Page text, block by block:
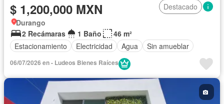
$ 1,200,000 MXN
Destacado
Durango
2 Recámaras
1 Baño
46 m²
Estacionamiento
Electricidad Agua Sin amueblar
06/07/2026 en - Ludeos Bienes Raíces